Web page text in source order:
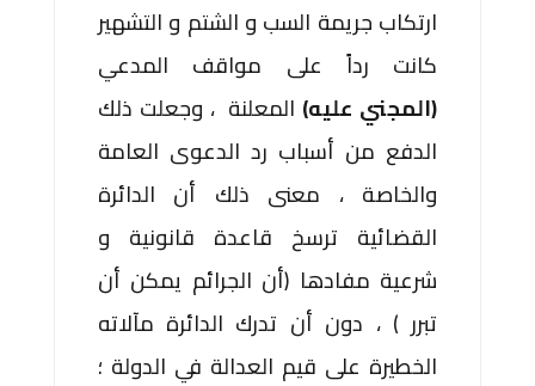
ارتكاب جريمة السب و الشتم و التشهير
كانت رداً على مواقف المدعي
(المجني عليه) المعلنة ، وجعلت ذلك
الدفع من أسباب رد الدعوى العامة
والخاصة ، معنى ذلك أن الدائرة
القضائية ترسخ قاعدة قانونية و
شرعية مفادها (أن الجرائم يمكن أن
تبرر ) ، دون أن تدرك الدائرة مآلاته
الخطيرة على قيم العدالة في الدولة ؛